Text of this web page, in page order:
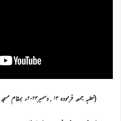
(خطبہ جمعہ فرمودہ ۱۳؍دسمبر۲۰۲۴ء بمقام مسجد مبارک،اسلام آباد، ٹلفورڈ(سرے) یوکے)